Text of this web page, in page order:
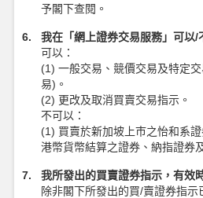
予閣下查閱。
6. 我在「網上證券交易服務」可以/
可以：
(1) 一般交易、競價交易及特定
易)。
(2) 更改及取消買賣交易指示。
不可以：
(1) 買賣於新加坡上巿之怡和系
港幣貨幣結算之證券、納指證券
7. 我所發出的買賣證券指示，有效
除非閣下所發出的買/賣證券指